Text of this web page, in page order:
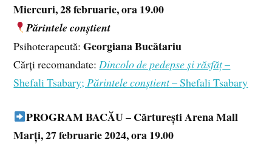
Miercuri, 28 februarie, ora 19.00
Părintele conștient
Psihoterapeută:Georgiana Bucătariu
Cărți recomandate:Dincolo de pedepse și răsfăț–
Shefali Tsabary;Părintele conștient– Shefali Tsabary
PROGRAM BACĂU – Cărturești Arena Mall
Marți, 27 februarie 2024, ora 19.00